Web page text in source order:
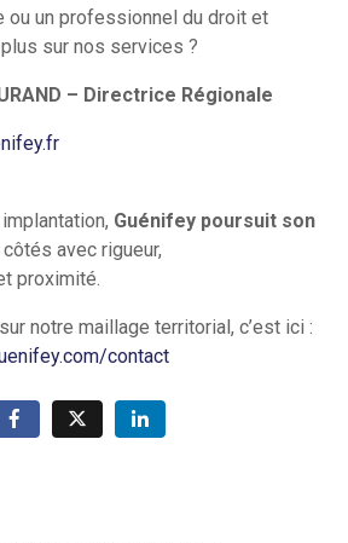
ou un professionnel du droit et
sur nos services ?
– Directrice Régionale
Guénifey poursuit son
avec rigueur,
proximité.
notre maillage territorial, c’est ici :
contact